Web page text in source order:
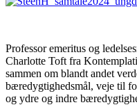
Professor emeritus og
Charlotte Toft fra
sammen om blandt andet
bæredygtighedsmål, veje til
og ydre og indre